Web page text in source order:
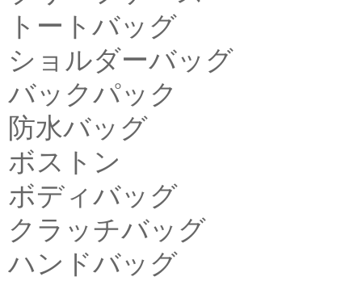
トートバッグ
ショルダーバッグ
バックパック
防水バッグ
ボストン
ボディバッグ
クラッチバッグ
ハンドバッグ